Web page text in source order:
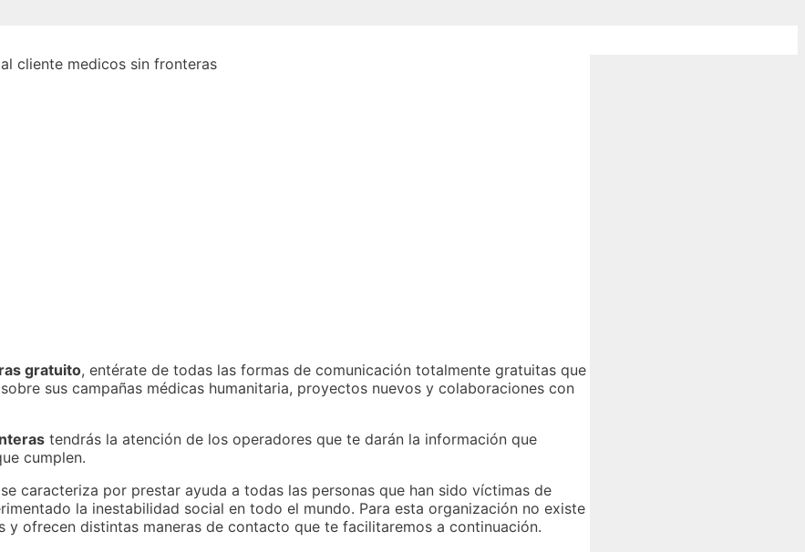
gratuito, entérate de todas las formas de comunicación totalmente gratuitas que
sus campañas médicas humanitaria, proyectos nuevos y colaboraciones con
tendrás la atención de los operadores que te darán la información que
cumplen.
caracteriza por prestar ayuda a todas las personas que han sido víctimas de
la inestabilidad social en todo el mundo. Para esta organización no existe
y ofrecen distintas maneras de contacto que te facilitaremos a continuación.